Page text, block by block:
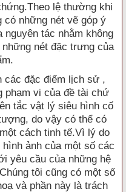
lệ thường khi
những nét vẽ góp ý
tác nhằm không
nét đặc trưng của
các đặc điểm lịch sử ,
phạm vi của đề tài chứ
tắc vật lý siêu hình cố
do vậy có thể có
cách tinh tế.Vì lý do
ảnh của một số các
yêu cầu của những hệ
tôi cũng có một số
và phần này là trách